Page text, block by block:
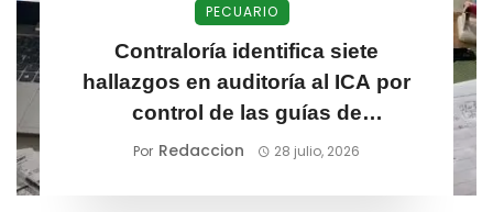
PECUARIO
Contraloría identifica siete
hallazgos en auditoría al ICA por
control de las guías de
movilización animal
Por Redaccion 28 julio, 2026